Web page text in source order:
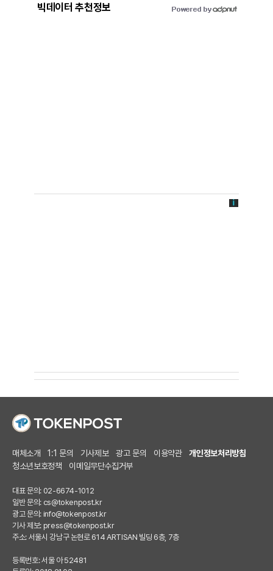
빅데이터 추천정보
매체소개 1:1 문의 기사제보 광고 문의 이용약관
개인정보처리방침
청소년보호정책
이메일무단수집거부
대표 문의: 02-6674-1012
일반 문의: cs@tokenpost.kr
광고 문의: info@tokenpost.kr
기사 제보: press@tokenpost.kr
주소: 서울시 강남구 논현로 614 ARTISAN 빌딩 6층, 7층
등록번호: 서울 아 52481